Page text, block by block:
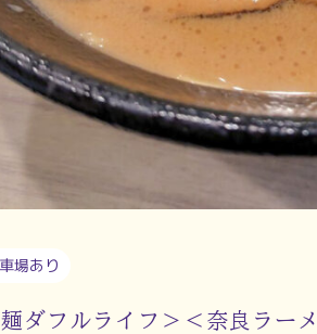
場あり
麺ダフルライフ＞＜奈良ラ